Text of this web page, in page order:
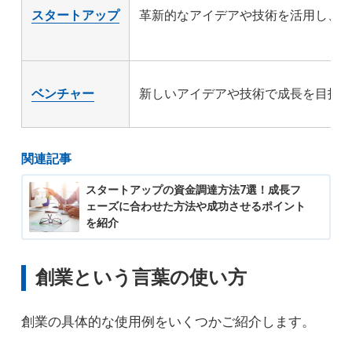
スタートアップ 革新的なアイデアや技術を活用し、
ベンチャー 新しいアイデアや技術で成長を目指
関連記事
スタートアップの資金調達方法7選！成長フ
ェーズに合わせた方法や成功させるポイント
を紹介
創業という言葉の使い方
創業の具体的な使用例をいくつかご紹介します。